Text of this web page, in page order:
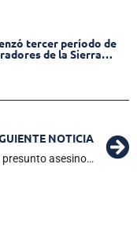
tercer período de
de la Sierra
NOTICIA
Abatido presunto asesino de trabajadora de Supergiros en Bosconia